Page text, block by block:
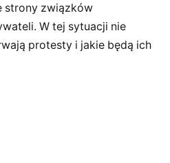
strony związków
W tej sytuacji nie
protesty i jakie będą ich